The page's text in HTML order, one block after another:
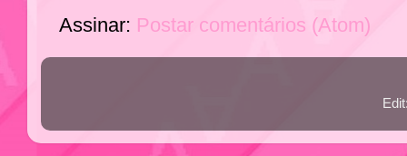
Assinar: Postar comentários (Atom)